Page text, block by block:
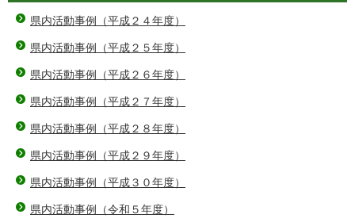
県内活動事例（平成２４年度）
県内活動事例（平成２５年度）
県内活動事例（平成２６年度）
県内活動事例（平成２７年度）
県内活動事例（平成２８年度）
県内活動事例（平成２９年度）
県内活動事例（平成３０年度）
県内活動事例（令和５年度）